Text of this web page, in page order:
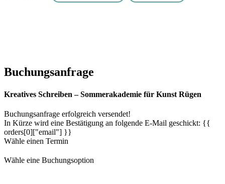
Buchungsanfrage
Kreatives Schreiben – Sommerakademie für Kunst Rügen
Buchungsanfrage erfolgreich versendet!
In Kürze wird eine Bestätigung an folgende E-Mail geschickt: {{
orders[0]["email"] }}
Wähle einen Termin
Wähle eine Buchungsoption